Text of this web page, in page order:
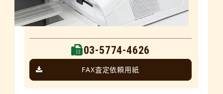
03-5774-4626
FAX査定依頼用紙